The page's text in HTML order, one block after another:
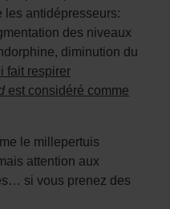
les antidépresseurs:
des niveaux
diminution du
fait respirer
est considéré comme
le millepertuis
attention aux
si vous prenez des